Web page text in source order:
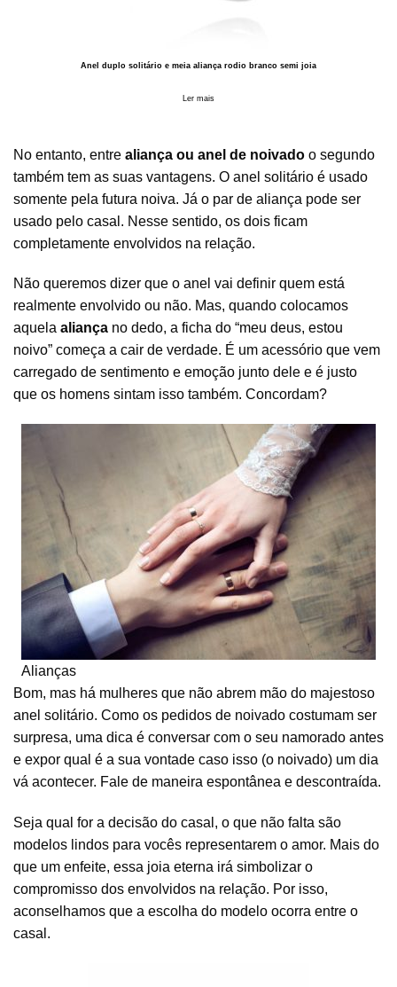
Anel duplo solitário e meia aliança rodio branco semi joia
Ler mais
No entanto, entre aliança ou anel de noivado o segundo
também tem as suas vantagens. O anel solitário é usado
somente pela futura noiva. Já o par de aliança pode ser
usado pelo casal. Nesse sentido, os dois ficam
completamente envolvidos na relação.
Não queremos dizer que o anel vai definir quem está
realmente envolvido ou não. Mas, quando colocamos
aquela aliança no dedo, a ficha do “meu deus, estou
noivo” começa a cair de verdade. É um acessório que vem
carregado de sentimento e emoção junto dele e é justo
que os homens sintam isso também. Concordam?
Alianças
Bom, mas há mulheres que não abrem mão do majestoso
anel solitário. Como os pedidos de noivado costumam ser
surpresa, uma dica é conversar com o seu namorado antes
e expor qual é a sua vontade caso isso (o noivado) um dia
vá acontecer. Fale de maneira espontânea e descontraída.
Seja qual for a decisão do casal, o que não falta são
modelos lindos para vocês representarem o amor. Mais do
que um enfeite, essa joia eterna irá simbolizar o
compromisso dos envolvidos na relação. Por isso,
aconselhamos que a escolha do modelo ocorra entre o
casal.